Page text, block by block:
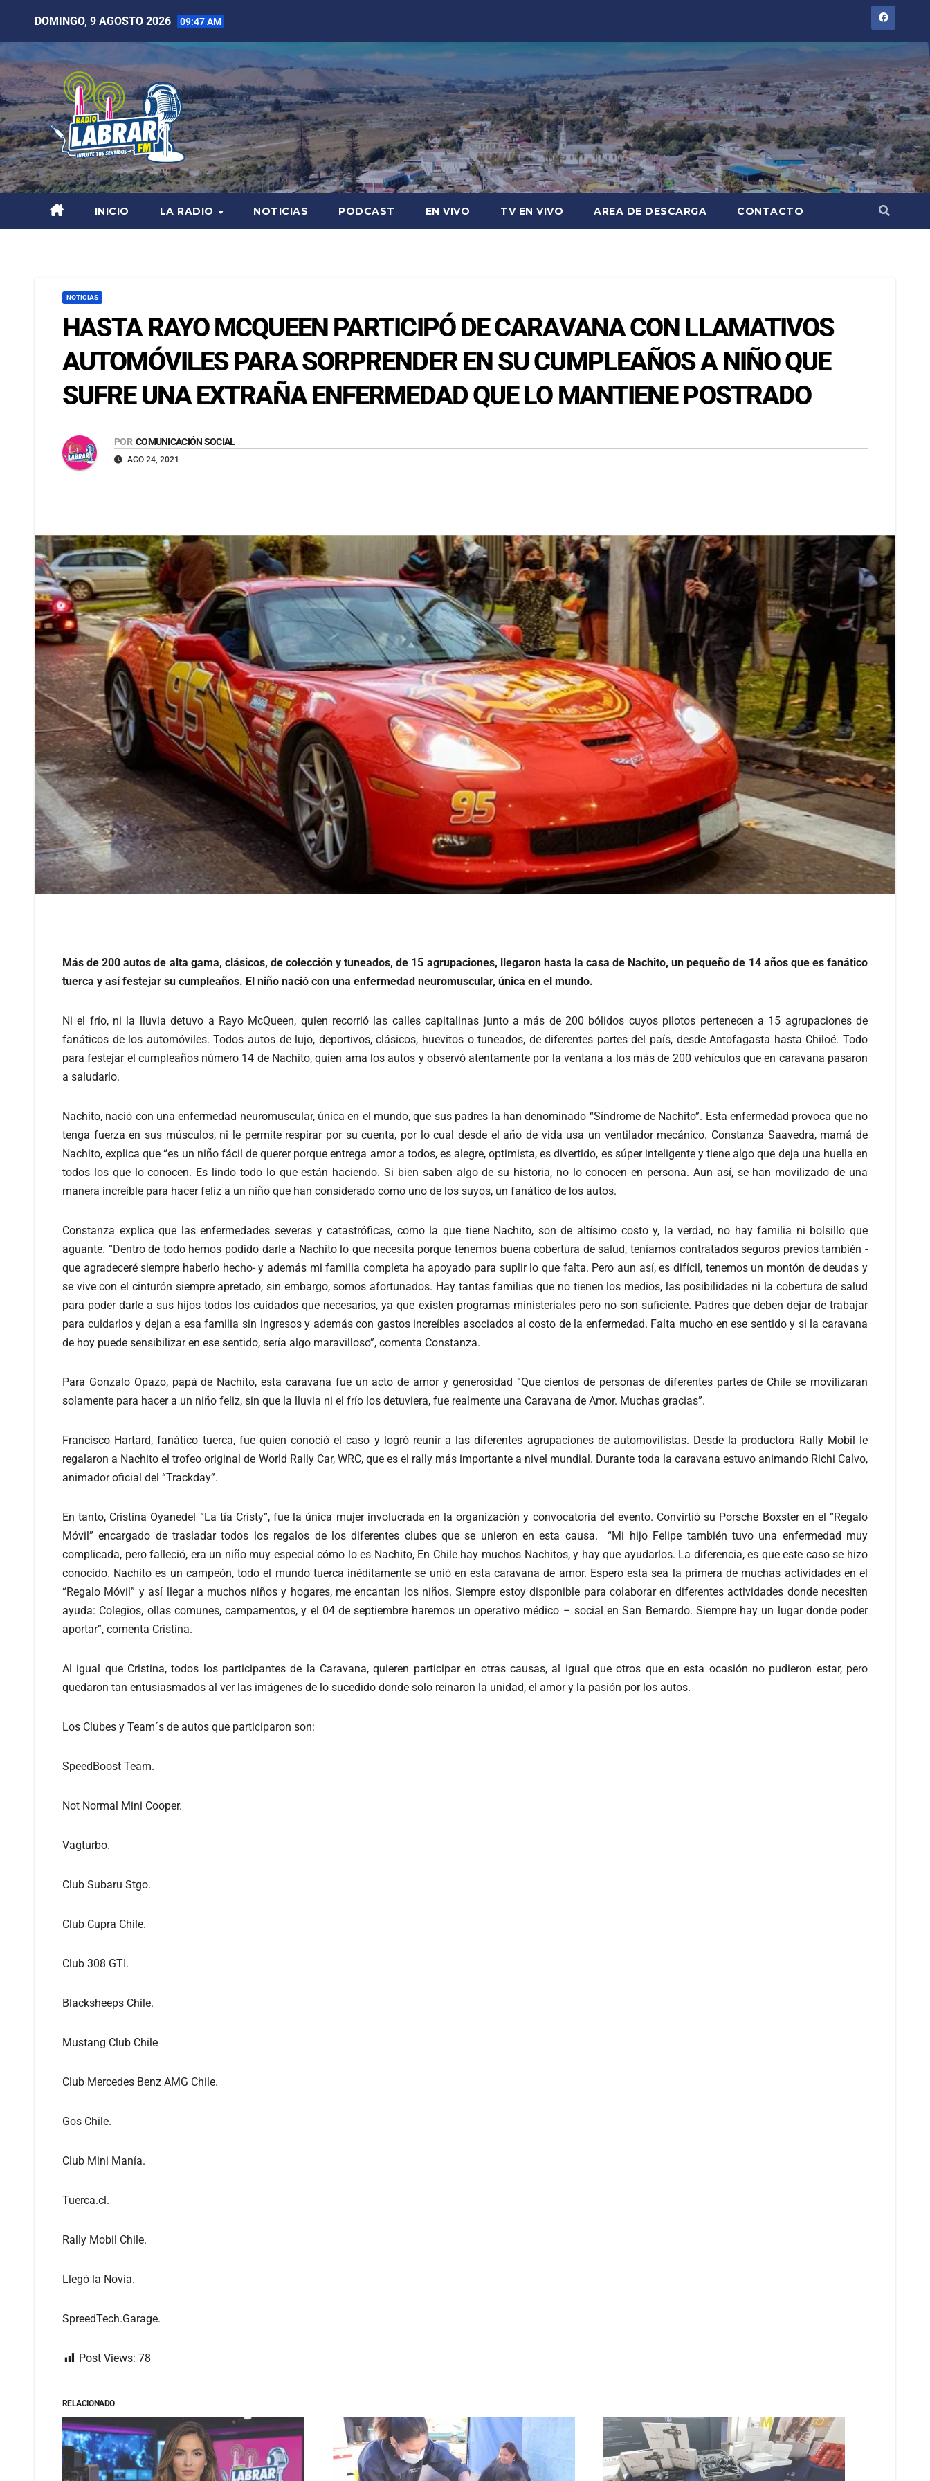
DOMINGO, 9 AGOSTO 2026 09:47 AM
INICIO LA RADIO NOTICIAS PODCAST EN VIVO TV EN VIVO AREA DE DESCARGA CONTACTO
NOTICIAS
HASTA RAYO MCQUEEN PARTICIPÓ DE CARAVANA CON LLAMATIVOS
AUTOMÓVILES PARA SORPRENDER EN SU CUMPLEAÑOS A NIÑO QUE
SUFRE UNA EXTRAÑA ENFERMEDAD QUE LO MANTIENE POSTRADO
POR COMUNICACIÓN SOCIAL
AGO 24, 2021
Más de 200 autos de alta gama, clásicos, de colección y tuneados, de 15 agrupaciones, llegaron hasta la casa de Nachito, un pequeño de 14 años que es fanático
tuerca y así festejar su cumpleaños. El niño nació con una enfermedad neuromuscular, única en el mundo.
Ni el frío, ni la lluvia detuvo a Rayo McQueen, quien recorrió las calles capitalinas junto a más de 200 bólidos cuyos pilotos pertenecen a 15 agrupaciones de
fanáticos de los automóviles. Todos autos de lujo, deportivos, clásicos, huevitos o tuneados, de diferentes partes del país, desde Antofagasta hasta Chiloé. Todo
para festejar el cumpleaños número 14 de Nachito, quien ama los autos y observó atentamente por la ventana a los más de 200 vehículos que en caravana pasaron
a saludarlo.
Nachito, nació con una enfermedad neuromuscular, única en el mundo, que sus padres la han denominado “Síndrome de Nachito”. Esta enfermedad provoca que no
tenga fuerza en sus músculos, ni le permite respirar por su cuenta, por lo cual desde el año de vida usa un ventilador mecánico. Constanza Saavedra, mamá de
Nachito, explica que “es un niño fácil de querer porque entrega amor a todos, es alegre, optimista, es divertido, es súper inteligente y tiene algo que deja una huella en
todos los que lo conocen. Es lindo todo lo que están haciendo. Si bien saben algo de su historia, no lo conocen en persona. Aun así, se han movilizado de una
manera increíble para hacer feliz a un niño que han considerado como uno de los suyos, un fanático de los autos.
Constanza explica que las enfermedades severas y catastróficas, como la que tiene Nachito, son de altísimo costo y, la verdad, no hay familia ni bolsillo que
aguante. “Dentro de todo hemos podido darle a Nachito lo que necesita porque tenemos buena cobertura de salud, teníamos contratados seguros previos también -
que agradeceré siempre haberlo hecho- y además mi familia completa ha apoyado para suplir lo que falta. Pero aun así, es difícil, tenemos un montón de deudas y
se vive con el cinturón siempre apretado, sin embargo, somos afortunados. Hay tantas familias que no tienen los medios, las posibilidades ni la cobertura de salud
para poder darle a sus hijos todos los cuidados que necesarios, ya que existen programas ministeriales pero no son suficiente. Padres que deben dejar de trabajar
para cuidarlos y dejan a esa familia sin ingresos y además con gastos increíbles asociados al costo de la enfermedad. Falta mucho en ese sentido y si la caravana
de hoy puede sensibilizar en ese sentido, sería algo maravilloso”, comenta Constanza.
Para Gonzalo Opazo, papá de Nachito, esta caravana fue un acto de amor y generosidad “Que cientos de personas de diferentes partes de Chile se movilizaran
solamente para hacer a un niño feliz, sin que la lluvia ni el frío los detuviera, fue realmente una Caravana de Amor. Muchas gracias”.
Francisco Hartard, fanático tuerca, fue quien conoció el caso y logró reunir a las diferentes agrupaciones de automovilistas. Desde la productora Rally Mobil le
regalaron a Nachito el trofeo original de World Rally Car, WRC, que es el rally más importante a nivel mundial. Durante toda la caravana estuvo animando Richi Calvo,
animador oficial del “Trackday”.
En tanto, Cristina Oyanedel “La tía Cristy”, fue la única mujer involucrada en la organización y convocatoria del evento. Convirtió su Porsche Boxster en el “Regalo
Móvil” encargado de trasladar todos los regalos de los diferentes clubes que se unieron en esta causa. “Mi hijo Felipe también tuvo una enfermedad muy
complicada, pero falleció, era un niño muy especial cómo lo es Nachito, En Chile hay muchos Nachitos, y hay que ayudarlos. La diferencia, es que este caso se hizo
conocido. Nachito es un campeón, todo el mundo tuerca inéditamente se unió en esta caravana de amor. Espero esta sea la primera de muchas actividades en el
“Regalo Móvil” y así llegar a muchos niños y hogares, me encantan los niños. Siempre estoy disponible para colaborar en diferentes actividades donde necesiten
ayuda: Colegios, ollas comunes, campamentos, y el 04 de septiembre haremos un operativo médico – social en San Bernardo. Siempre hay un lugar donde poder
aportar”, comenta Cristina.
Al igual que Cristina, todos los participantes de la Caravana, quieren participar en otras causas, al igual que otros que en esta ocasión no pudieron estar, pero
quedaron tan entusiasmados al ver las imágenes de lo sucedido donde solo reinaron la unidad, el amor y la pasión por los autos.
Los Clubes y Team´s de autos que participaron son:
SpeedBoost Team.
Not Normal Mini Cooper.
Vagturbo.
Club Subaru Stgo.
Club Cupra Chile.
Club 308 GTI.
Blacksheeps Chile.
Mustang Club Chile
Club Mercedes Benz AMG Chile.
Gos Chile.
Club Mini Manía.
Tuerca.cl.
Rally Mobil Chile.
Llegó la Novia.
SpreedTech.Garage.
Post Views: 78
RELACIONADO